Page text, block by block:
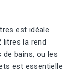
est idéale
litres la rend
bains, ou les
est essentielle